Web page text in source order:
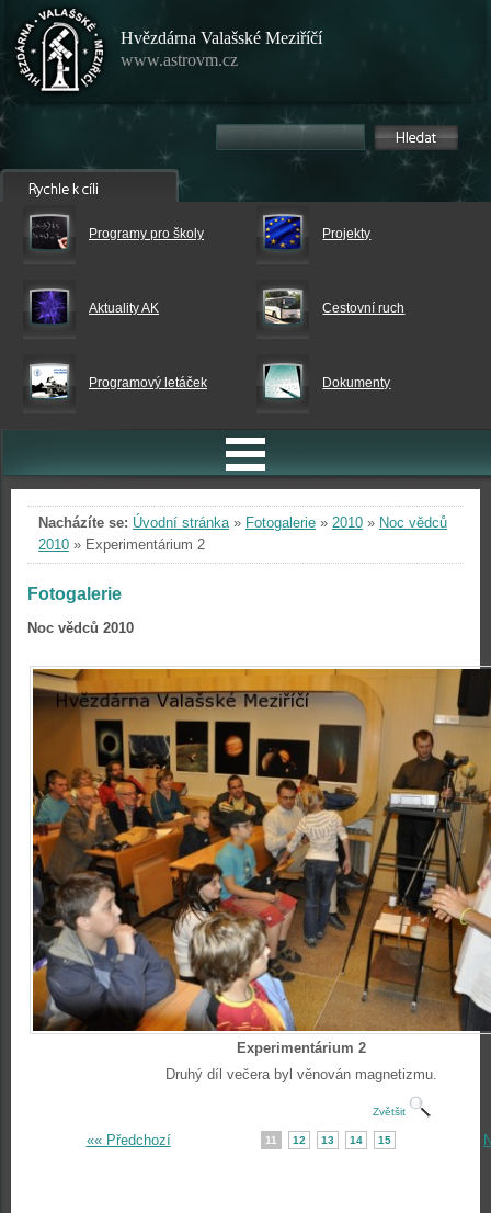
Hvězdárna Valašské Meziříčí
www.astrovm.cz
Programy pro školy Projekty
Aktuality AK Cestovní ruch
Programový letáček Dokumenty
Nacházíte se: Úvodní stránka» Fotogalerie » 2010 » Noc vědců
2010 » Experimentárium 2
Fotogalerie
Noc vědců 2010
Experimentárium 2
Druhý díl večera byl věnován magnetizmu.
Zvětšit
«« Předchozí 11 12 13 14 15